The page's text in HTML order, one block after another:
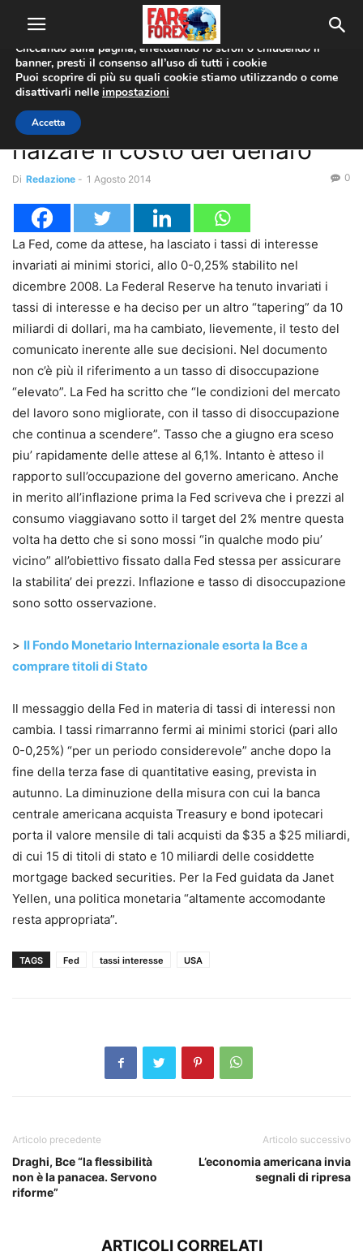
Home Fed
Fed
La Federal Reserve pronta a
rialzare il costo del denaro
Di Redazione - 1 Agosto 2014 0
La Fed, come da attese, ha lasciato i tassi di interesse
invariati ai minimi storici, allo 0-0,25% stabilito nel
dicembre 2008. La Federal Reserve ha tenuto invariati i
tassi di interesse e ha deciso per un altro “tapering” da 10
miliardi di dollari, ma ha cambiato, lievemente, il testo del
comunicato inerente alle sue decisioni. Nel documento
non c’è più il riferimento a un tasso di disoccupazione
“elevato”. La Fed ha scritto che “le condizioni del mercato
del lavoro sono migliorate, con il tasso di disoccupazione
che continua a scendere”. Tasso che a giugno era sceso
piu’ rapidamente delle attese al 6,1%. Intanto è atteso il
rapporto sull’occupazione del governo americano. Anche
in merito all’inflazione prima la Fed scriveva che i prezzi al
consumo viaggiavano sotto il target del 2% mentre questa
volta ha detto che si sono mossi “in qualche modo piu’
vicino” all’obiettivo fissato dalla Fed stessa per assicurare
la stabilita’ dei prezzi. Inflazione e tasso di disoccupazione
sono sotto osservazione.
> Il Fondo Monetario Internazionale esorta la Bce a
comprare titoli di Stato
Il messaggio della Fed in materia di tassi di interessi non
cambia. I tassi rimarranno fermi ai minimi storici (pari allo
0-0,25%) “per un periodo considerevole” anche dopo la
fine della terza fase di quantitative easing, prevista in
autunno. La diminuzione della misura con cui la banca
centrale americana acquista Treasury e bond ipotecari
porta il valore mensile di tali acquisti da $35 a $25 miliardi,
di cui 15 di titoli di stato e 10 miliardi delle cosiddette
mortgage backed securities. Per la Fed guidata da Janet
Yellen, una politica monetaria “altamente accomodante
resta appropriata”.
TAGS Fed tassi interesse USA
Articolo precedente
Draghi, Bce “la flessibilità
non è la panacea. Servono
riforme”
Articolo successivo
L’economia americana invia
segnali di ripresa
ARTICOLI CORRELATI
Utilizziamo i cookie per offrirti la migliore esperienza sul nostro
sito web.
Cliccando sulla pagina, effettuando lo scroll o chiudendo il
banner, presti il consenso all’uso di tutti i cookie
Puoi scoprire di più su quali cookie stiamo utilizzando o come
disattivarli nelle impostazioni
Accetta